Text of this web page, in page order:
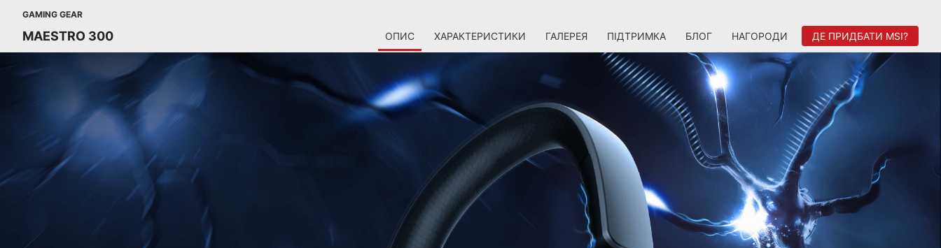
GAMING GEAR
MAESTRO 300 ОПИС ХАРАКТЕРИСТИКИ ГАЛЕРЕЯ ПІДТРИМКА БЛОГ НАГОРОДИ ДЕ ПРИДБАТИ MSI?